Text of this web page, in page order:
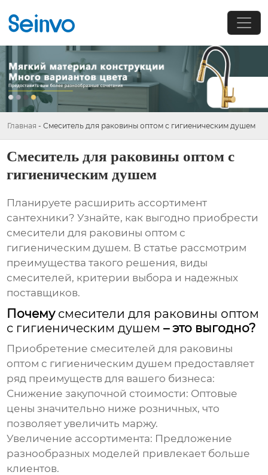
Главная - Смеситель для раковины оптом с гигиеническим душем
Смеситель для раковины оптом с
гигиеническим душем
Планируете расширить ассортимент
сантехники? Узнайте, как выгодно приобрести
смесители для раковины оптом с
гигиеническим душем. В статье рассмотрим
преимущества такого решения, виды
смесителей, критерии выбора и надежных
поставщиков.
Почему смесители для раковины оптом
с гигиеническим душем – это выгодно?
Приобретение смесителей для раковины
оптом с гигиеническим душем предоставляет
ряд преимуществ для вашего бизнеса:
Снижение закупочной стоимости: Оптовые
цены значительно ниже розничных, что
позволяет увеличить маржу.
Увеличение ассортимента: Предложение
разнообразных моделей привлекает больше
клиентов.